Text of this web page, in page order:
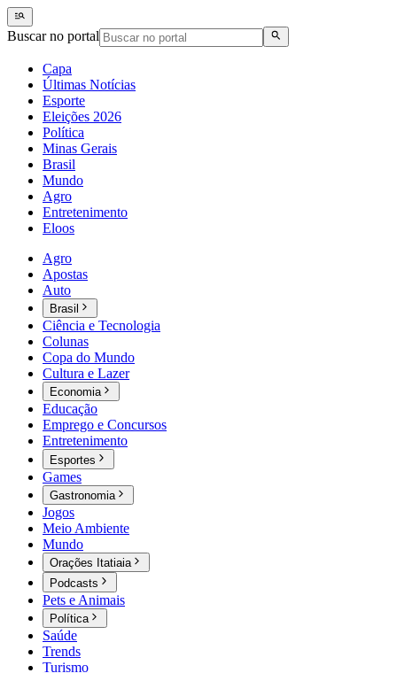
Buscar no portal
Capa
Últimas Notícias
Esporte
Eleições 2026
Política
Minas Gerais
Brasil
Mundo
Agro
Entretenimento
Eloos
Agro
Apostas
Auto
Brasil
Ciência e Tecnologia
Colunas
Copa do Mundo
Cultura e Lazer
Economia
Educação
Emprego e Concursos
Entretenimento
Esportes
Games
Gastronomia
Jogos
Meio Ambiente
Mundo
Orações Itatiaia
Podcasts
Pets e Animais
Política
Saúde
Trends
Turismo